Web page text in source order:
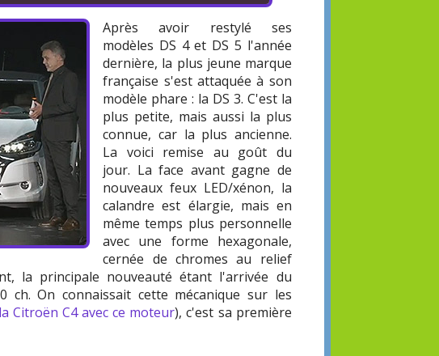
Après avoir restylé ses
modèles DS 4 et DS 5 l'année
dernière, la plus jeune marque
française s'est attaquée à son
modèle phare : la DS 3. C'est la
plus petite, mais aussi la plus
connue, car la plus ancienne.
La voici remise au goût du
jour. La face avant gagne de
nouveaux feux LED/xénon, la
calandre est élargie, mais en
même temps plus personnelle
avec une forme hexagonale,
cernée de chromes au relief
la principale nouveauté étant l'arrivée du
ch. On connaissait cette mécanique sur les
Citroën C4 avec ce moteur), c'est sa première